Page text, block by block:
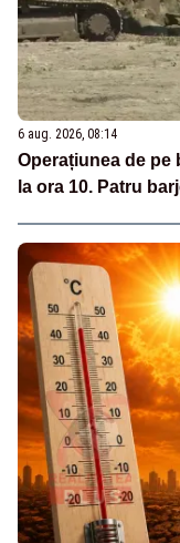
6 aug. 2026, 08:14
Operațiunea de pe
la ora 10. Patru